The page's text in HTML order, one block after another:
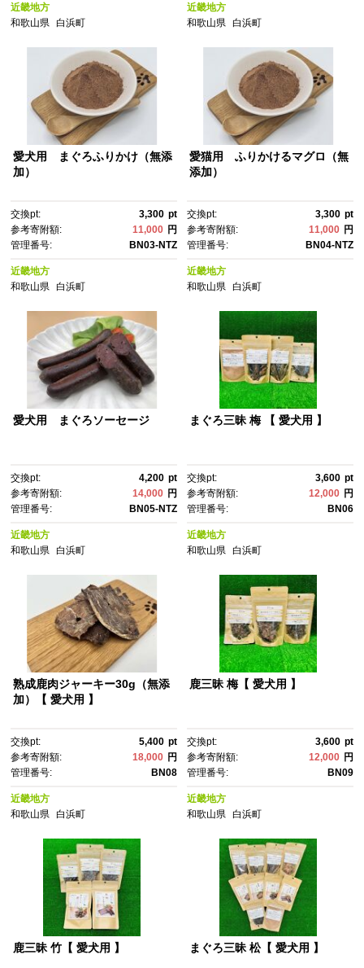
近畿地方
和歌山県
白浜町
近畿地方
和歌山県 白浜町
愛犬用 まぐろふりかけ（無添
加）
交換pt: 3,300 pt
参考寄附額:
11,000 円
管理番号:
BN03-NTZ
近畿地方
和歌山県
白浜町
愛猫用 ふりかけるマグロ（無
添加）
交換pt: 3,300 pt
参考寄附額:
11,000 円
管理番号:
BN04-NTZ
近畿地方
和歌山県 白浜町
愛犬用 まぐろソーセージ
交換pt: 4,200 pt
参考寄附額:
14,000 円
管理番号:
BN05-NTZ
近畿地方
和歌山県
白浜町
まぐろ三昧 梅 【 愛犬用 】
交換pt: 3,600 pt
参考寄附額:
12,000 円
管理番号:
BN06
近畿地方
和歌山県 白浜町
熟成鹿肉ジャーキー30g（無添
加）【 愛犬用 】
交換pt: 5,400 pt
参考寄附額:
18,000 円
管理番号:
BN08
近畿地方
和歌山県
白浜町
鹿三昧 梅【 愛犬用 】
交換pt: 3,600 pt
参考寄附額:
12,000 円
管理番号:
BN09
近畿地方
和歌山県 白浜町
鹿三昧 竹【 愛犬用 】 まぐろ三昧 松【 愛犬用 】